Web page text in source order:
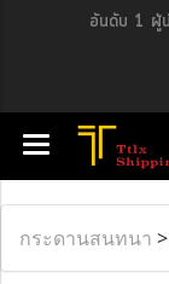
อันดับ 1 ผู้น
กระดานสนทนา >